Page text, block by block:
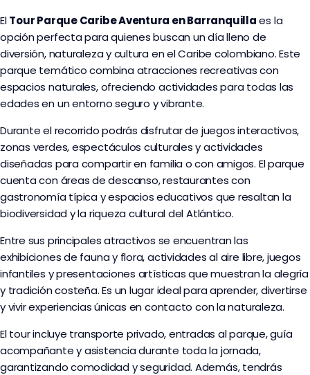
ElTour Parque Caribe Aventura en Barranquillaes la
opción perfecta para quienes buscan un día lleno de
diversión, naturaleza y cultura en el Caribe colombiano. Este
parque temático combina atracciones recreativas con
espacios naturales, ofreciendo actividades para todas las
edades en un entorno seguro y vibrante.
Durante el recorrido podrás disfrutar de juegos interactivos,
zonas verdes, espectáculos culturales y actividades
diseñadas para compartir en familia o con amigos. El parque
cuenta con áreas de descanso, restaurantes con
gastronomía típica y espacios educativos que resaltan la
biodiversidad y la riqueza cultural del Atlántico.
Entre sus principales atractivos se encuentran las
exhibiciones de fauna y flora, actividades al aire libre, juegos
infantiles y presentaciones artísticas que muestran la alegría
y tradición costeña. Es un lugar ideal para aprender, divertirse
y vivir experiencias únicas en contacto con la naturaleza.
El tour incluye transporte privado, entradas al parque, guía
acompañante y asistencia durante toda la jornada,
garantizando comodidad y seguridad. Además, tendrás